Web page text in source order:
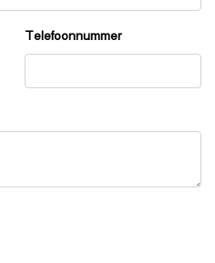
Telefoonnummer